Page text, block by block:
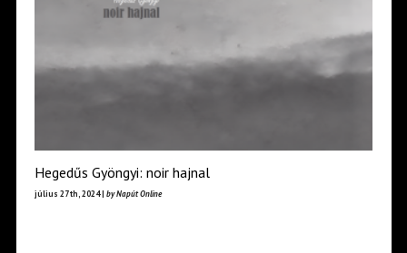
Hegedűs Gyöngyi: noir hajnal
július 27th, 2024 | by Napút Online